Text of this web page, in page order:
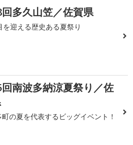
多久山笠／佐賀県
を迎える歴史ある夏祭り
南波多納涼夏祭り／佐
の夏を代表するビッグイベント！